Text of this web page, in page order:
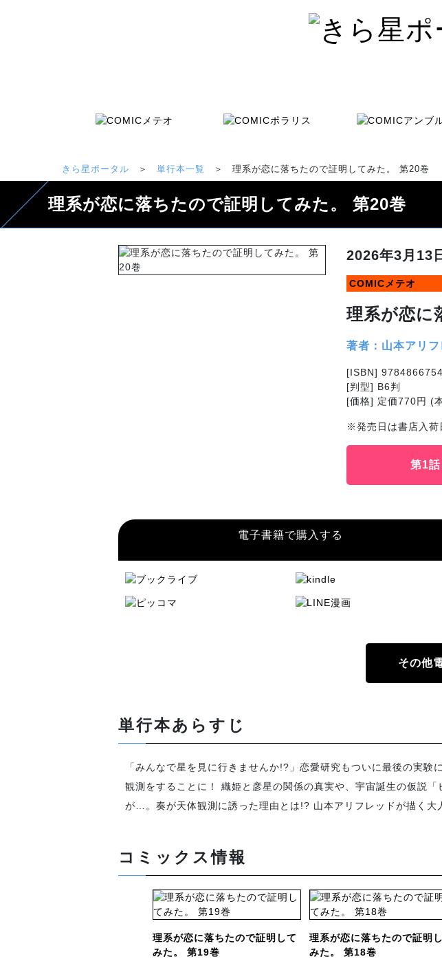
きら星ポータル ＞ 単行本一覧 ＞ 理系が恋に落ちたので証明してみた。 第20巻
理系が恋に落ちたので証明してみた。 第20巻
2026年3月13
COMICメテオ
理系が恋に
著者：山本アリフ
[ISBN]
[判型] B6判
[価格] 定価770円 (
※発売日は書店入荷
第1
電子書籍で購入する
その他
単行本あらすじ
「みんなで星を見に行きませんか!?」恋愛研究もついに最後の実
観測をすることに！ 織姫と彦星の関係の真実や、宇宙誕生の仮説
が…。奏が天体観測に誘った理由とは!? 山本アリフレッドが描く大
コミックス情報
理系が恋に落ちたので証明して
みた。 第19巻
理系が恋に落ちたので証明
みた。 第18巻